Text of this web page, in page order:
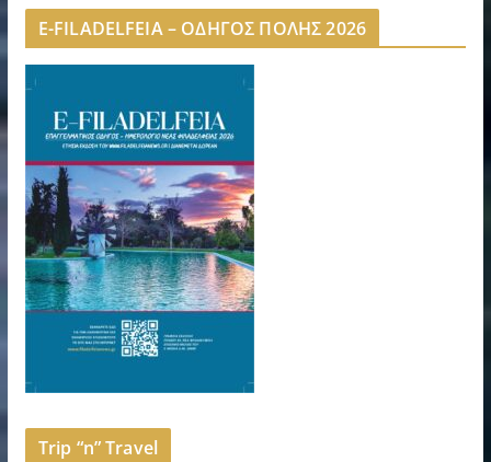
E-FILADELFEIA – ΟΔΗΓΟΣ ΠΟΛΗΣ 2026
Trip “n” Travel